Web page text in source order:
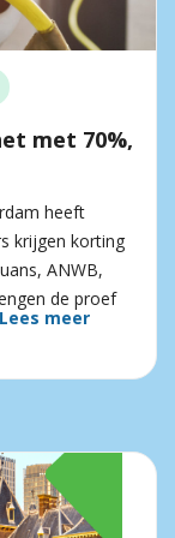
met 70%,
heeft
krijgen korting
ANWB,
de proef
Lees meer